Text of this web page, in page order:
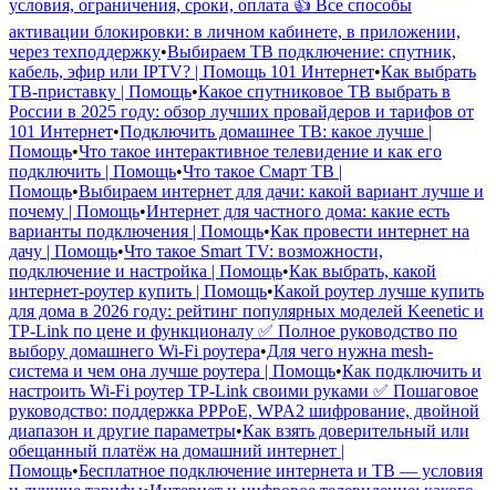
условия, ограничения, сроки, оплата 👍 Все способы
активации блокировки: в личном кабинете, в приложении,
через техподдержку•Выбираем ТВ подключение: спутник,
кабель, эфир или IPTV? | Помощь 101 Интернет•Как выбрать
ТВ-приставку | Помощь•Какое спутниковое ТВ выбрать в
России в 2025 году: обзор лучших провайдеров и тарифов от
101 Интернет•Подключить домашнее ТВ: какое лучше |
Помощь•Что такое интерактивное телевидение и как его
подключить | Помощь•Что такое Смарт ТВ |
Помощь•Выбираем интернет для дачи: какой вариант лучше и
почему | Помощь•Интернет для частного дома: какие есть
варианты подключения | Помощь•Как провести интернет на
дачу | Помощь•Что такое Smart TV: возможности,
подключение и настройка | Помощь•Как выбрать, какой
интернет-роутер купить | Помощь•Какой роутер лучше купить
для дома в 2026 году: рейтинг популярных моделей Keenetic и
TP-Link по цене и функционалу ✅ Полное руководство по
выбору домашнего Wi-Fi роутера•Для чего нужна mesh-
система и чем она лучше роутера | Помощь•Как подключить и
настроить Wi-Fi роутер TP-Link своими руками ✅ Пошаговое
руководство: поддержка PPPoE, WPA2 шифрование, двойной
диапазон и другие параметры•Как взять доверительный или
обещанный платёж на домашний интернет |
Помощь•Бесплатное подключение интернета и ТВ — условия